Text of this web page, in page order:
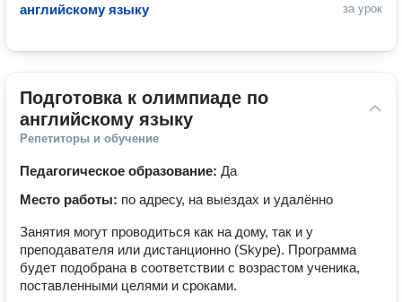
за урок
английскому языку
Подготовка к олимпиаде по
английскому языку
Репетиторы и обучение
Педагогическое образование: Да
Место работы: по адресу, на выездах и удалённо
Занятия могут проводиться как на дому, так и у
преподавателя или дистанционно (Skype). Программа
будет подобрана в соответствии с возрастом ученика,
поставленными целями и сроками.